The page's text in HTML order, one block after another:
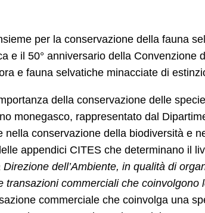
per la conservazione della fauna
e il 50° anniversario della Convenzione
e fauna selvatiche minacciate di
della conservazione delle
monegasco, rappresentato dal
conservazione della biodiversità e
appendici CITES che determinano il
Direzione dell’Ambiente, in qualità di
transazioni commerciali che coinvolgono
commerciale che coinvolga una